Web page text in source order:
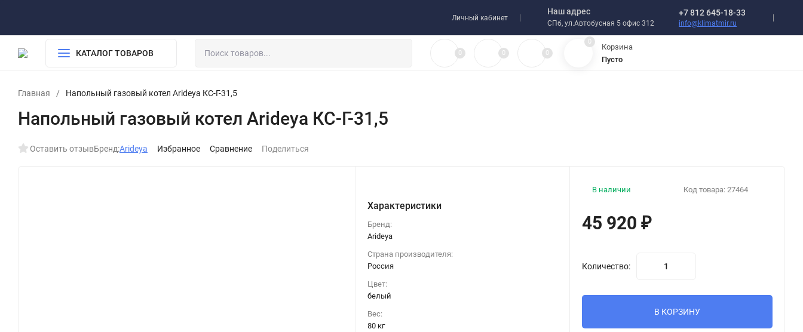
Доставка и оплата
Личный кабинет
Наш адрес
СПб, ул.Автобусная 5 офис 312
+7 812 645-18-33
info@klimatmir.ru
КАТАЛОГ ТОВАРОВ 0 0 0
0
Корзина
Пусто
Главная / Напольный газовый котел Arideya КС-Г-31,5
Напольный газовый котел Arideya КС-Г-31,5
Оставить отзывБренд:Arideya Избранное Сравнение Поделиться
Характеристики
Бренд:
Arideya
Страна производителя:
Россия
Цвет:
белый
Вес:
80 кг
Код товара: 27464
В наличии
45 920₽
Количество:
В КОРЗИНУ